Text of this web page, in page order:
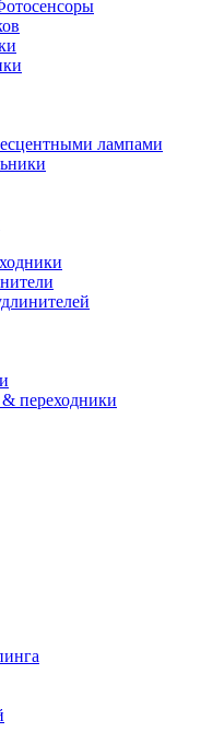
лампами
переходники